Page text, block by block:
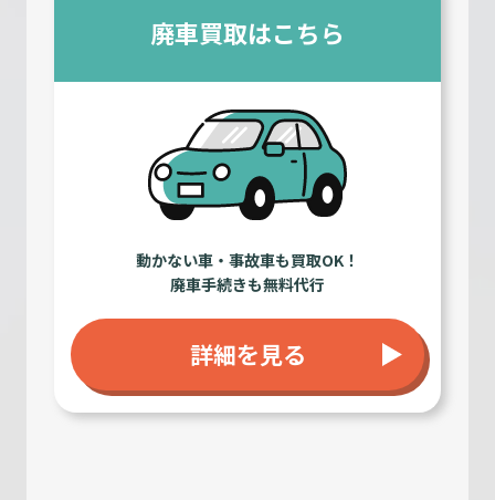
廃車買取はこちら
動かない車・事故車も買取OK！
廃車手続きも無料代行
詳細を見る